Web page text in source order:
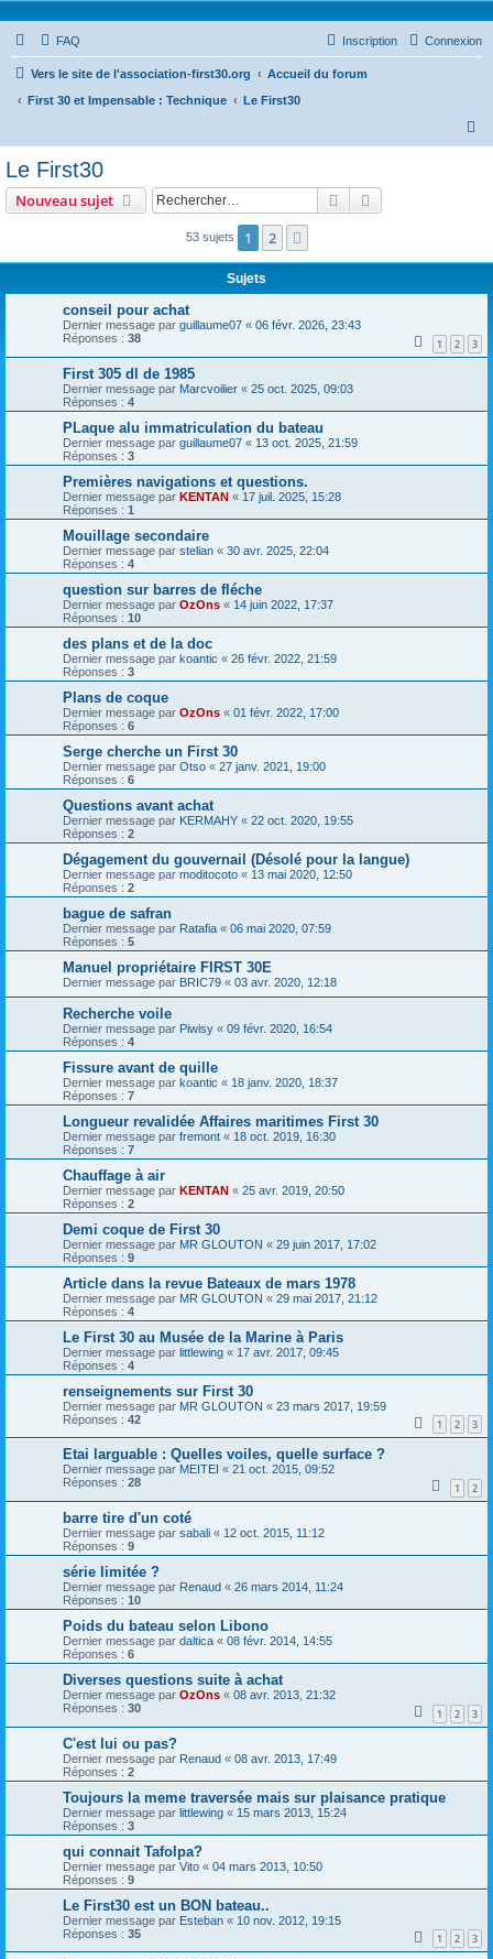
FAQ Connexion
Inscription
Vers le site de l'association-first30.org
Accueil du forum
First 30 et Impensable : Technique
Le First30
e
Le First30
Nouveau sujet Rechercher
53 sujets 1 2
Sujets
conseil pour achat
Dernier message par guillaume07 « 06 févr. 2026, 23:43
Réponses : 38 1 2 3
First 305 dl de 1985
Dernier message par Marcvoilier « 25 oct. 2025, 09:03
Réponses : 4
PLaque alu immatriculation du bateau
Dernier message par guillaume07 « 13 oct. 2025, 21:59
Réponses : 3
Premières navigations et questions.
Dernier message par KENTAN « 17 juil. 2025, 15:28
Réponses : 1
Mouillage secondaire
Dernier message par stelian « 30 avr. 2025, 22:04
Réponses : 4
question sur barres de fléche
Dernier message par OzOns « 14 juin 2022, 17:37
Réponses : 10
des plans et de la doc
Dernier message par koantic « 26 févr. 2022, 21:59
Réponses : 3
Plans de coque
Dernier message par OzOns « 01 févr. 2022, 17:00
Réponses : 6
Serge cherche un First 30
Dernier message par Otso « 27 janv. 2021, 19:00
Réponses : 6
Questions avant achat
Dernier message par KERMAHY « 22 oct. 2020, 19:55
Réponses : 2
Dégagement du gouvernail (Désolé pour la langue)
Dernier message par moditocoto « 13 mai 2020, 12:50
Réponses : 2
bague de safran
Dernier message par Ratafia « 06 mai 2020, 07:59
Réponses : 5
Manuel propriétaire FIRST 30E
Dernier message par BRIC79 « 03 avr. 2020, 12:18
Recherche voile
Dernier message par Piwisy « 09 févr. 2020, 16:54
Réponses : 4
Fissure avant de quille
Dernier message par koantic « 18 janv. 2020, 18:37
Réponses : 7
Longueur revalidée Affaires maritimes First 30
Dernier message par fremont « 18 oct. 2019, 16:30
Réponses : 7
Chauffage à air
Dernier message par KENTAN « 25 avr. 2019, 20:50
Réponses : 2
Demi coque de First 30
Dernier message par MR GLOUTON « 29 juin 2017, 17:02
Réponses : 9
Article dans la revue Bateaux de mars 1978
Dernier message par MR GLOUTON « 29 mai 2017, 21:12
Réponses : 4
Le First 30 au Musée de la Marine à Paris
Dernier message par littlewing « 17 avr. 2017, 09:45
Réponses : 4
renseignements sur First 30
Dernier message par MR GLOUTON « 23 mars 2017, 19:59
Réponses : 42 1 2 3
Etai larguable : Quelles voiles, quelle surface ?
Dernier message par MEITEI « 21 oct. 2015, 09:52
Réponses : 28 1 2
barre tire d'un coté
Dernier message par sabali « 12 oct. 2015, 11:12
Réponses : 9
série limitée ?
Dernier message par Renaud « 26 mars 2014, 11:24
Réponses : 10
Poids du bateau selon Libono
Dernier message par daltica « 08 févr. 2014, 14:55
Réponses : 6
Diverses questions suite à achat
Dernier message par OzOns « 08 avr. 2013, 21:32
Réponses : 30 1 2 3
C'est lui ou pas?
Dernier message par Renaud « 08 avr. 2013, 17:49
Réponses : 2
Toujours la meme traversée mais sur plaisance pratique
Dernier message par littlewing « 15 mars 2013, 15:24
Réponses : 3
qui connait Tafolpa?
Dernier message par Vito « 04 mars 2013, 10:50
Réponses : 9
Le First30 est un BON bateau..
Dernier message par Esteban « 10 nov. 2012, 19:15
Réponses : 35 1 2 3